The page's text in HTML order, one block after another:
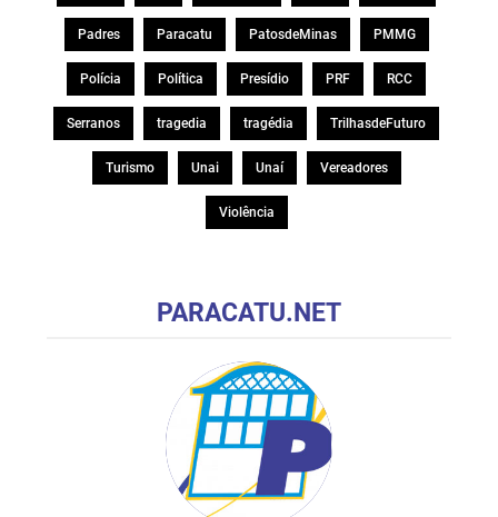
Padres Paracatu PatosdeMinas PMMG
Polícia Política Presídio PRF RCC
Serranos tragedia tragédia TrilhasdeFuturo
Turismo Unai Unaí Vereadores
Violência
PARACATU.NET